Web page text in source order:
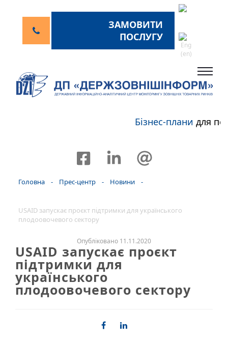
ЗАМОВИТИ
ПОСЛУГУ
Бізнес-планидля
Головна - Прес-центр - Новини -
USAID запускає проєкт підтримки для українського
плодоовочевого сектору
Опубліковано 11.11.2020
USAID запускає проєкт
підтримки для
українського
плодоовочевого сектору